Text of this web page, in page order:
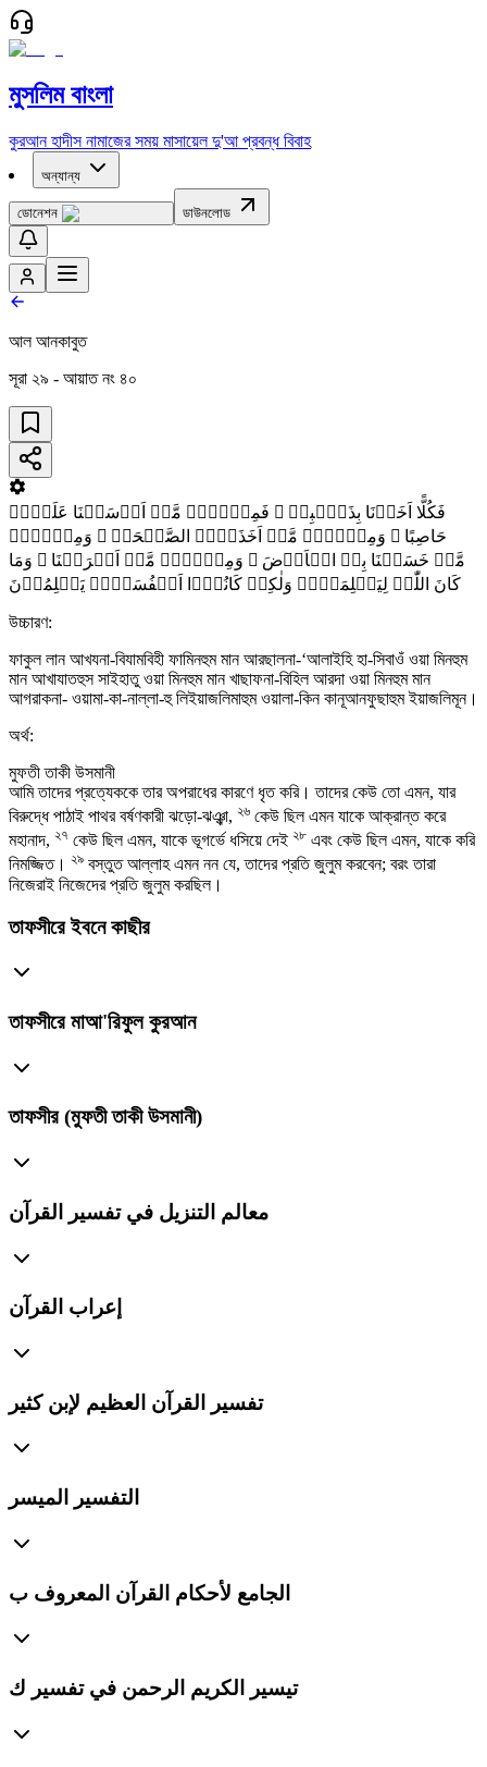
মুসলিম বাংলা
কুরআন হাদীস নামাজের সময় মাসায়েল দু'আ প্রবন্ধ বিবাহ
অন্যান্য
ডোনেশন ডাউনলোড
আল আনকাবুত
সূরা ২৯ - আয়াত নং ৪০
فَکُلًّا اَخَذۡنَا بِذَنۡۢبِہٖ ۚ فَمِنۡہُمۡ مَّنۡ اَرۡسَلۡنَا عَلَیۡہِ
حَاصِبًا ۚ وَمِنۡہُمۡ مَّنۡ اَخَذَتۡہُ الصَّیۡحَۃُ ۚ وَمِنۡہُمۡ
مَّنۡ خَسَفۡنَا بِہِ الۡاَرۡضَ ۚ وَمِنۡہُمۡ مَّنۡ اَغۡرَقۡنَا ۚ وَمَا
کَانَ اللّٰہُ لِیَظۡلِمَہُمۡ وَلٰکِنۡ کَانُوۡۤا اَنۡفُسَہُمۡ یَظۡلِمُوۡنَ
উচ্চারণ:
ফাকুল লান আখযনা-বিযামবিহী ফামিনহুম মান আরছালনা-‘আলাইহি হা-সিবাওঁ ওয়া মিনহুম
মান আখাযাতহুস সাইহাতু ওয়া মিনহুম মান খাছাফনা-বিহিল আরদা ওয়া মিনহুম মান
আগরাকনা- ওয়ামা-কা-নাল্লা-হু লিইয়াজলিমাহুম ওয়ালা-কিন কানূআনফুছাহুম ইয়াজলিমূন।
অর্থ:
মুফতী তাকী উসমানী
আমি তাদের প্রত্যেককে তার অপরাধের কারণে ধৃত করি। তাদের কেউ তো এমন, যার
বিরুদ্ধে পাঠাই পাথর বর্ষণকারী ঝড়ো-ঝঞ্ঝা, ২৬ কেউ ছিল এমন যাকে আক্রান্ত করে
মহানাদ, ২৭ কেউ ছিল এমন, যাকে ভূগর্ভে ধসিয়ে দেই ২৮ এবং কেউ ছিল এমন, যাকে করি
নিমজ্জিত। ২৯ বস্তুত আল্লাহ এমন নন যে, তাদের প্রতি জুলুম করবেন; বরং তারা
নিজেরাই নিজেদের প্রতি জুলুম করছিল।
তাফসীরে ইবনে কাছীর
তাফসীরে মাআ'রিফুল কুরআন
তাফসীর (মুফতী তাকী উসমানী)
معالم التنزيل في تفسير القرآن
إعراب القرآن
تفسير القرآن العظيم لإبن كثير
التفسير الميسر
الجامع لأحكام القرآن المعروف ب
تيسير الكريم الرحمن في تفسير ك